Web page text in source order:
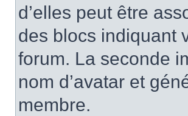
d’elles peut être
des blocs indiquant
forum. La seconde
nom d’avatar et
membre.